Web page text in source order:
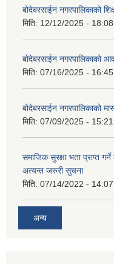
बोदेबरसाईन नगरपालिकाको
मिति: 12/12/2025 - 18:08
बोदेबरसाईन नगरपालिकाको
मिति: 07/16/2025 - 16:45
बोदेबरसाईन नगरपालिकाको
मिति: 07/09/2025 - 15:21
समाजिक सुरक्षा भता प्राप्त
अत्यन्त जरुरी सुचना
मिति: 07/14/2022 - 14:07
अन्य